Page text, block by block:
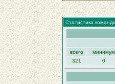
Статистика
всего минимум
321
0